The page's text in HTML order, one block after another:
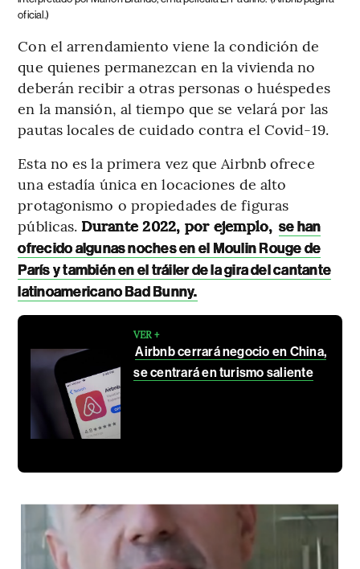
oficial.)
Con el arrendamiento viene la condición de
que quienes permanezcan en la vivienda no
deberán recibir a otras personas o huéspedes
en la mansión, al tiempo que se velará por las
pautas locales de cuidado contra el Covid-19.
Esta no es la primera vez que Airbnb ofrece
una estadía única en locaciones de alto
protagonismo o propiedades de figuras
públicas. Durante 2022, por ejemplo, se han
ofrecido algunas noches en el Moulin Rouge de
París y también en el tráiler de la gira del cantante
latinoamericano Bad Bunny.
VER +
Airbnb cerrará negocio en China,
se centrará en turismo saliente